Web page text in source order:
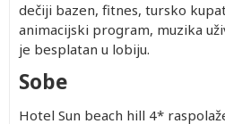
dečiji bazen, fitnes, tursko
animacijski program, muzika
je besplatan u lobiju.
Sobe
Hotel Sun beach hill 4*